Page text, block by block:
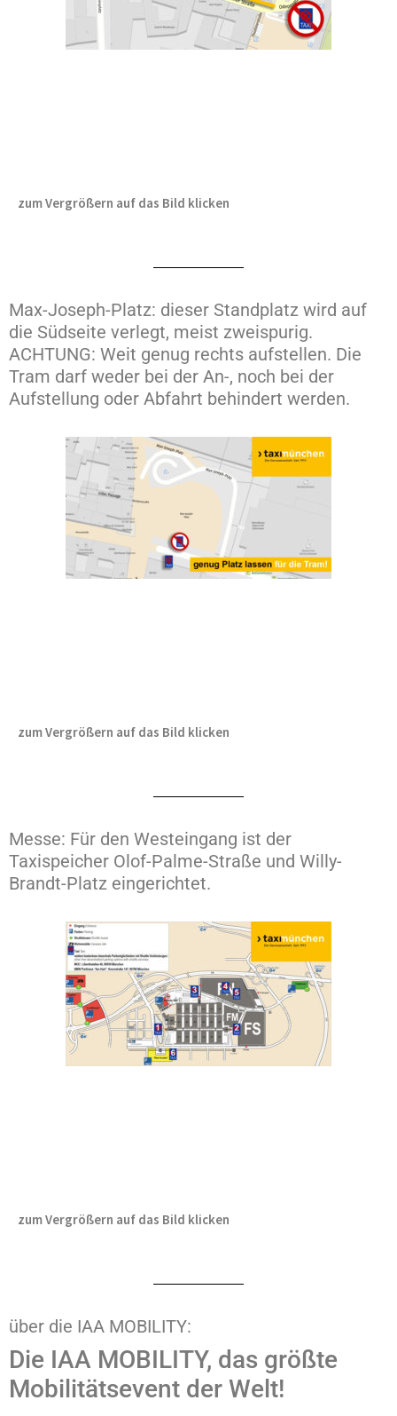
zum Vergrößern auf das Bild klicken
Max-Joseph-Platz: dieser Standplatz wird auf
die Südseite verlegt, meist zweispurig.
ACHTUNG: Weit genug rechts aufstellen. Die
Tram darf weder bei der An-, noch bei der
Aufstellung oder Abfahrt behindert werden.
zum Vergrößern auf das Bild klicken
Messe: Für den Westeingang ist der
Taxispeicher Olof-Palme-Straße und Willy-
Brandt-Platz eingerichtet.
zum Vergrößern auf das Bild klicken
über die IAA MOBILITY:
Die IAA MOBILITY, das größte
Mobilitätsevent der Welt!